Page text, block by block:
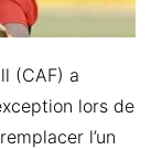
(CAF) a
lors de
l’un